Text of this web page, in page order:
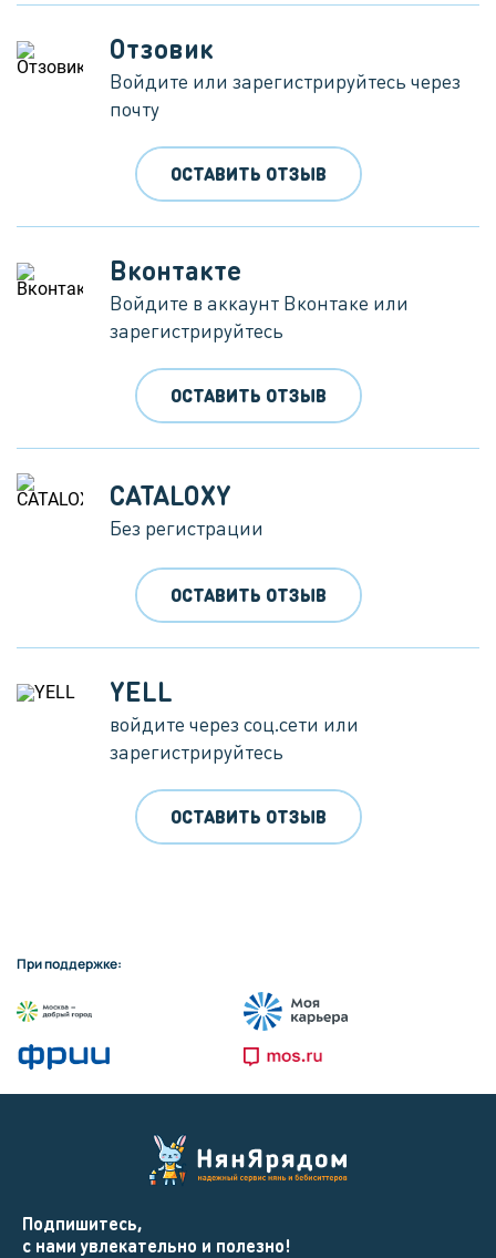
Отзовик
Войдите или зарегистрируйтесь через
почту
ОСТАВИТЬ ОТЗЫВ
Вконтакте
Войдите в аккаунт Вконтаке или
зарегистрируйтесь
ОСТАВИТЬ ОТЗЫВ
CATALOXY
Без регистрации
ОСТАВИТЬ ОТЗЫВ
YELL
войдите через соц.сети или
зарегистрируйтесь
ОСТАВИТЬ ОТЗЫВ
При поддержке:
Подпишитесь,
с нами увлекательно и полезно!